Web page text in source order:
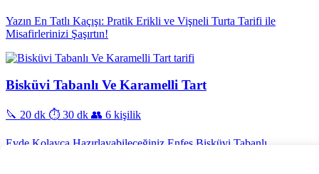
Yazın En Tatlı Kaçışı: Pratik Erikli ve Vişneli Turta Tarifi ile
Misafirlerinizi Şaşırtın!
Bisküvi Tabanlı Ve Karamelli Tart
🔪 20 dk ⏱️ 30 dk 👥 6 kişilik
Evde Kolayca Hazırlayabileceğiniz Enfes Bisküvi Tabanlı